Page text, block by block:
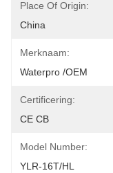
Place Of Origin:
China
Merknaam:
Waterpro /OEM
Certificering:
CE CB
Model Number:
YLR-16T/HL